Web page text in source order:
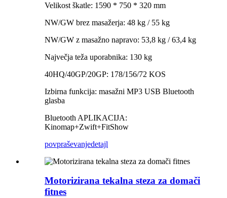
Velikost škatle: 1590 * 750 * 320 mm
NW/GW brez masažerja: 48 kg / 55 kg
NW/GW z masažno napravo: 53,8 kg / 63,4 kg
Največja teža uporabnika: 130 kg
40HQ/40GP/20GP: 178/156/72 KOS
Izbirna funkcija: masažni MP3 USB Bluetooth
glasba
Bluetooth APLIKACIJA:
Kinomap+Zwift+FitShow
povpraševanjedetajl
Motorizirana tekalna steza za domači
fitnes